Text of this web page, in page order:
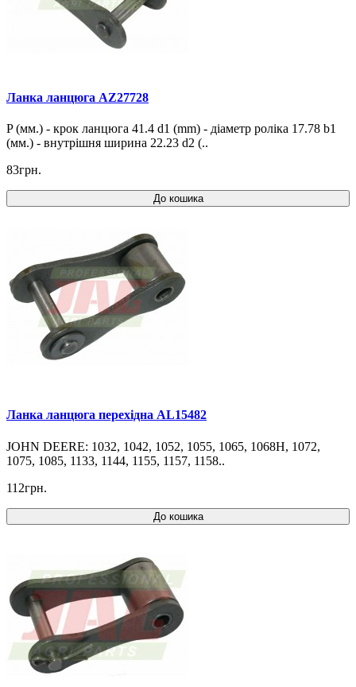
Ланка ланцюга AZ27728
P (мм.) - крок ланцюга 41.4 d1 (mm) - діаметр роліка 17.78 b1
(мм.) - внутрішня ширина 22.23 d2 (..
83грн.
До кошика
Ланка ланцюга перехідна AL15482
JOHN DEERE: 1032, 1042, 1052, 1055, 1065, 1068H, 1072,
1075, 1085, 1133, 1144, 1155, 1157, 1158..
112грн.
До кошика